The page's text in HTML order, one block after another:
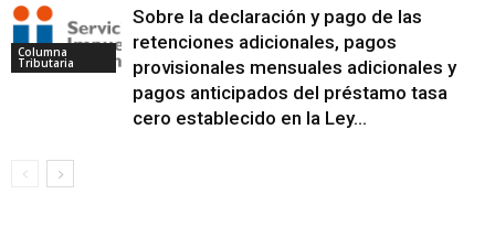
Columna
Tributaria
Sobre la declaración y pago de las
retenciones adicionales, pagos
provisionales mensuales adicionales y
pagos anticipados del préstamo tasa
cero establecido en la Ley...